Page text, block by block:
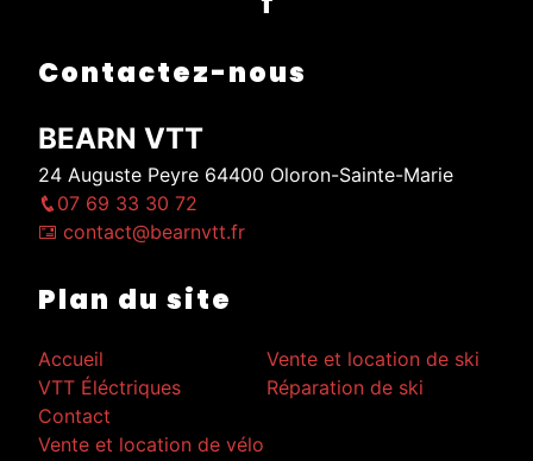
Contactez-nous
BEARN VTT
24 Auguste Peyre 64400 Oloron-Sainte-Marie
07 69 33 30 72
contact@bearnvtt.fr
Plan du site
Accueil
VTT Éléctriques
Contact
Vente et location de vélo
Vente et location de ski
Réparation de ski